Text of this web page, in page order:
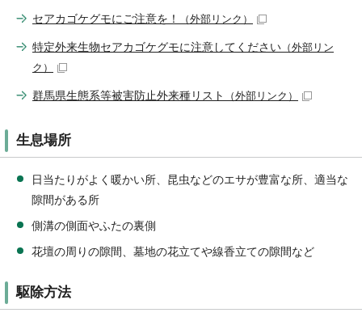
セアカゴケグモにご注意を！ （外部リンク）
特定外来生物セアカゴケグモに注意してください （外部リン
ク）
群馬県生態系等被害防止外来種リスト （外部リンク）
生息場所
日当たりがよく暖かい所、昆虫などのエサが豊富な所、適当な
隙間がある所
側溝の側面やふたの裏側
花壇の周りの隙間、墓地の花立てや線香立ての隙間など
駆除方法